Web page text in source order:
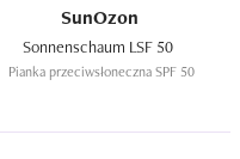
SunOzon
Pianka przeciwsłoneczna SPF 50